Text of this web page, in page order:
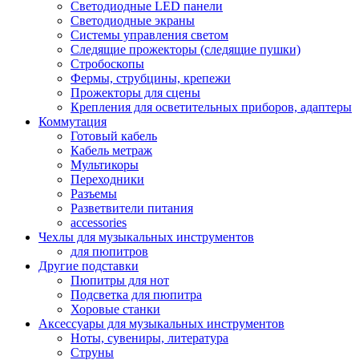
Светодиодные LED панели
Светодиодные экраны
Системы управления светом
Следящие прожекторы (следящие пушки)
Стробоскопы
Фермы, струбцины, крепежи
Прожекторы для сцены
Крепления для осветительных приборов, адаптеры
Коммутация
Готовый кабель
Кабель метраж
Мультикоры
Переходники
Разъемы
Разветвители питания
accessories
Чехлы для музыкальных инструментов
для пюпитров
Другие подставки
Пюпитры для нот
Подсветка для пюпитра
Хоровые станки
Аксессуары для музыкальных инструментов
Ноты, сувениры, литература
Струны